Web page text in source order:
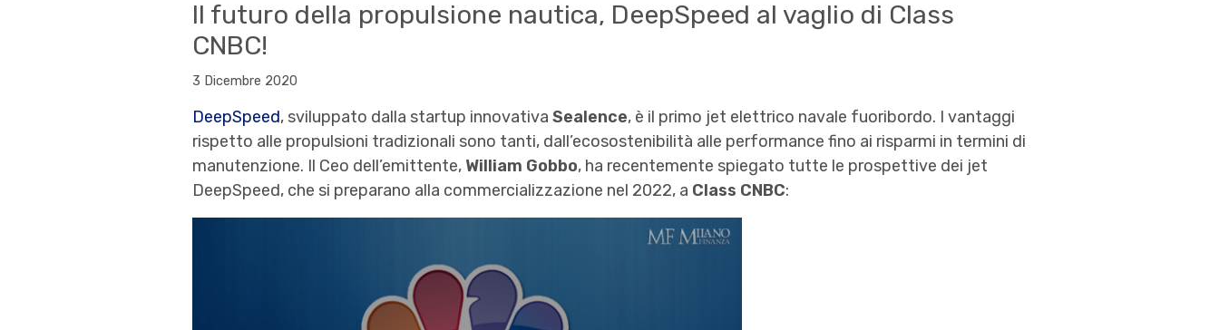
Il futuro della propulsione nautica, DeepSpeed al vaglio di Class
CNBC!
3 Dicembre 2020
DeepSpeed, sviluppato dalla startup innovativa Sealence, è il primo jet elettrico navale fuoribordo. I vantaggi
rispetto alle propulsioni tradizionali sono tanti, dall’ecosostenibilità alle performance fino ai risparmi in termini di
manutenzione. Il Ceo dell’emittente, William Gobbo, ha recentemente spiegato tutte le prospettive dei jet
DeepSpeed, che si preparano alla commercializzazione nel 2022, a Class CNBC: